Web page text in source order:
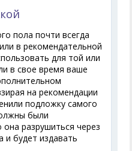
пола почти всегда
в рекомендательной
для той или
в свое время ваше
на рекомендации
подложку самого
были
разрушиться через
и будет издавать